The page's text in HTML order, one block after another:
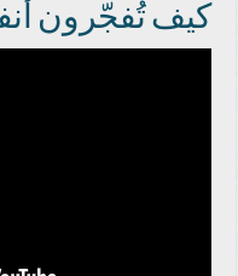
كيف تُفجّرون